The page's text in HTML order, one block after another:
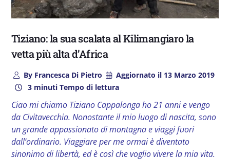
Tiziano: la sua scalata al Kilimangiaro la
vetta più alta d’Africa
ByFrancesca Di Pietro Aggiornato il 13 Marzo 2019
3 minuti Tempo di lettura
Ciao mi chiamo Tiziano Cappalonga ho 21 anni e vengo
da Civitavecchia. Nonostante il mio luogo di nascita, sono
un grande appassionato di montagna e viaggi fuori
dall’ordinario. Viaggiare per me ormai è diventato
sinonimo di libertà, ed è così che voglio vivere la mia vita.